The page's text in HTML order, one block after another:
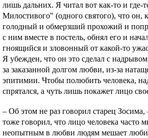
лишь дальних. Я читал вот как-то и где-
Милостивого" (одного святого), что он,
голодный и обмерзший прохожий и
с ним вместе в постель, обнял его и
гноящийся и зловонный от какой-то
Я убежден, что он это сделал с
за заказанной долгом любви, из-за
эпитимии. Чтобы полюбить человека,
спрятался, а чуть лишь покажет лицо
– Об этом не раз говорил старец
тоже говорил, что лицо человека часто
неопытным в любви людям мешает